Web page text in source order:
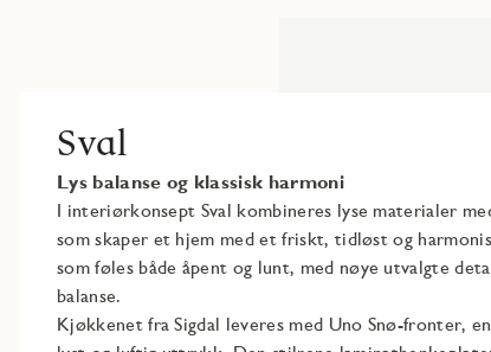
Sval
Lys balanse og klassisk harmoni​
I interiørkonsept Sval kombineres lyse materialer
som skaper et hjem med et friskt, tidløst og
som føles både åpent og lunt, med nøye utvalgte
balanse.​
Kjøkkenet fra Sigdal leveres med Uno Snø-fronter,